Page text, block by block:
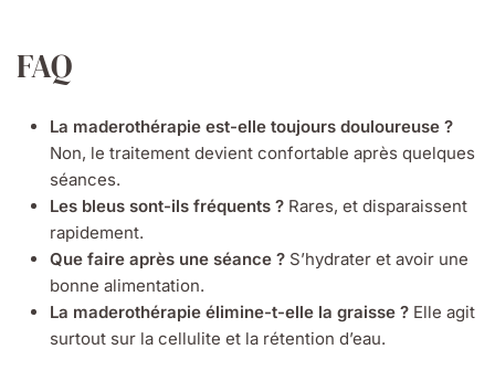
FAQ
La maderothérapie est-elle toujours douloureuse ?
Non, le traitement devient confortable après quelques
séances.
Les bleus sont-ils fréquents ? Rares, et disparaissent
rapidement.
Que faire après une séance ? S’hydrater et avoir une
bonne alimentation.
La maderothérapie élimine-t-elle la graisse ? Elle agit
surtout sur la cellulite et la rétention d’eau.